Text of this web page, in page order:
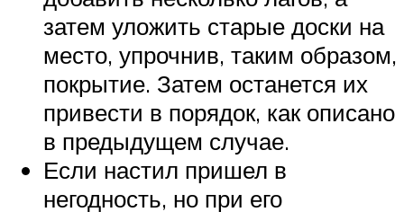
затем уложить старые доски на
место, упрочнив, таким образом,
покрытие. Затем останется их
привести в порядок, как описано
в предыдущем случае.
Если настил пришел в
негодность, но при его